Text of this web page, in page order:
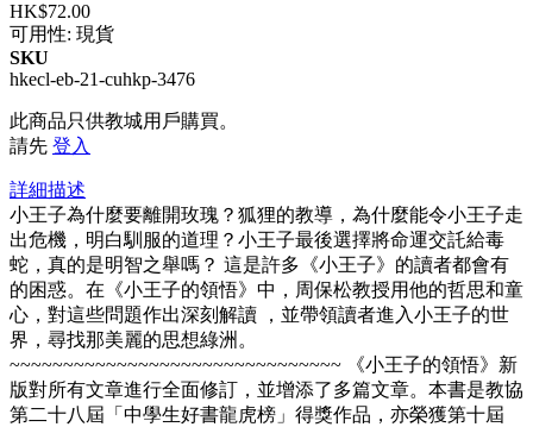
HK$72.00
可用性: 現貨
SKU
hkecl-eb-21-cuhkp-3476
此商品只供教城用戶購買。
請先 登入
詳細描述
小王子為什麼要離開玫瑰？狐狸的教導，為什麼能令小王子走
出危機，明白馴服的道理？小王子最後選擇將命運交託給毒
蛇，真的是明智之舉嗎？ 這是許多《小王子》的讀者都會有
的困惑。在《小王子的領悟》中，周保松教授用他的哲思和童
心，對這些問題作出深刻解讀 ，並帶領讀者進入小王子的世
界，尋找那美麗的思想綠洲。
~~~~~~~~~~~~~~~~~~~~~~~~~~~~~~~ 《小王子的領悟》新
版對所有文章進行全面修訂，並增添了多篇文章。本書是教協
第二十八屆「中學生好書龍虎榜」得獎作品，亦榮獲第十屆